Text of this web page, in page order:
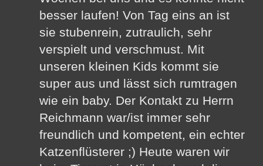
besser laufen! Von Tag eins an ist
sie stubenrein, zutraulich, sehr
verspielt und verschmust. Mit
unseren kleinen Kids kommt sie
super aus und lässt sich rumtragen
wie ein baby. Der Kontakt zu Herrn
Reichmann war/ist immer sehr
freundlich und kompetent, ein echter
Katzenflüsterer ;) Heute waren wir